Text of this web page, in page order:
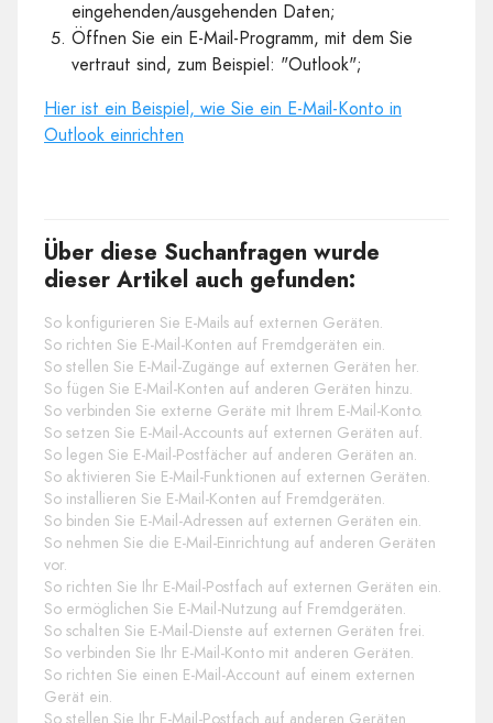
eingehenden/ausgehenden Daten;
Öffnen Sie ein E-Mail-Programm, mit dem Sie
vertraut sind, zum Beispiel: "Outlook";
Hier ist ein Beispiel, wie Sie ein E-Mail-Konto in
Outlook einrichten
Über diese Suchanfragen wurde
dieser Artikel auch gefunden:
So konfigurieren Sie E-Mails auf externen Geräten.
So richten Sie E-Mail-Konten auf Fremdgeräten ein.
So stellen Sie E-Mail-Zugänge auf externen Geräten her.
So fügen Sie E-Mail-Konten auf anderen Geräten hinzu.
So verbinden Sie externe Geräte mit Ihrem E-Mail-Konto.
So setzen Sie E-Mail-Accounts auf externen Geräten auf.
So legen Sie E-Mail-Postfächer auf anderen Geräten an.
So aktivieren Sie E-Mail-Funktionen auf externen Geräten.
So installieren Sie E-Mail-Konten auf Fremdgeräten.
So binden Sie E-Mail-Adressen auf externen Geräten ein.
So nehmen Sie die E-Mail-Einrichtung auf anderen Geräten
vor.
So richten Sie Ihr E-Mail-Postfach auf externen Geräten ein.
So ermöglichen Sie E-Mail-Nutzung auf Fremdgeräten.
So schalten Sie E-Mail-Dienste auf externen Geräten frei.
So verbinden Sie Ihr E-Mail-Konto mit anderen Geräten.
So richten Sie einen E-Mail-Account auf einem externen
Gerät ein.
So stellen Sie Ihr E-Mail-Postfach auf anderen Geräten